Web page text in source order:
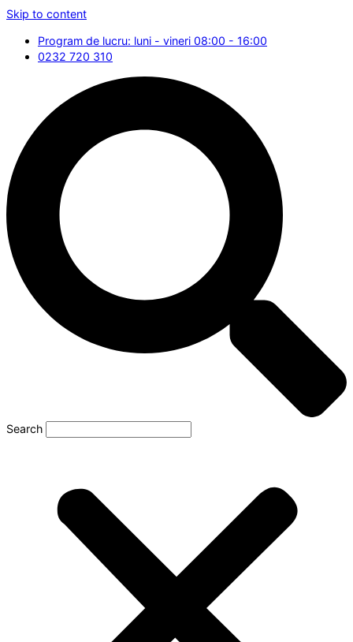
Skip to content
Program de lucru: luni - vineri 08:00 - 16:00
0232 720 310
Search